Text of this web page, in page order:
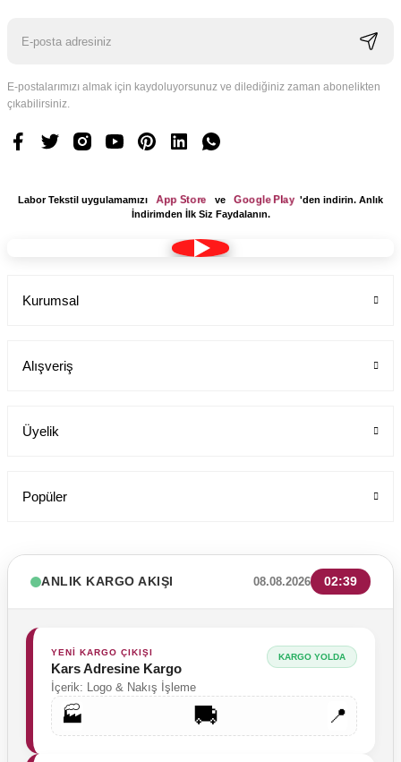
Labor Medikal Tekstil
199,00 TL
E-postalarımızı almak için kaydoluyorsunuz ve dilediğiniz zaman abonelikten
çıkabilirsiniz.
Labor Tekstil uygulamamızı App Store ve Google Play 'den indirin. Anlık
İndirimden İlk Siz Faydalanın.
Kurumsal
Alışveriş
Üyelik
Popüler
ANLIK KARGO AKIŞI 08.08.2026 02:39
YENİ KARGO ÇIKIŞI
Kars Adresine Kargo
İçerik: Logo & Nakış İşleme
KARGO YOLDA
🏭 🚚 📍